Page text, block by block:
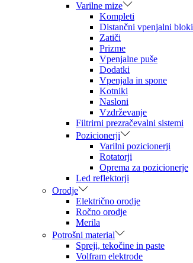
Varilne mize
Kompleti
Distančni vpenjalni bloki
Zatiči
Prizme
Vpenjalne puše
Dodatki
Vpenjala in spone
Kotniki
Nasloni
Vzdrževanje
Filtrirni prezračevalni sistemi
Pozicionerji
Varilni pozicionerji
Rotatorji
Oprema za pozicionerje
Led reflektorji
Orodje
Električno orodje
Ročno orodje
Merila
Potrošni material
Spreji, tekočine in paste
Volfram elektrode